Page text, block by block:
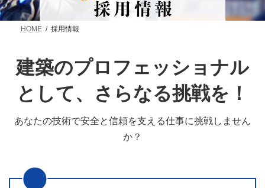
HOME 採用情報
建築のプロフェッショナル
として、
さらなる挑戦を！
あなたの技術で安全と信頼を支える仕事に挑戦しません
か？